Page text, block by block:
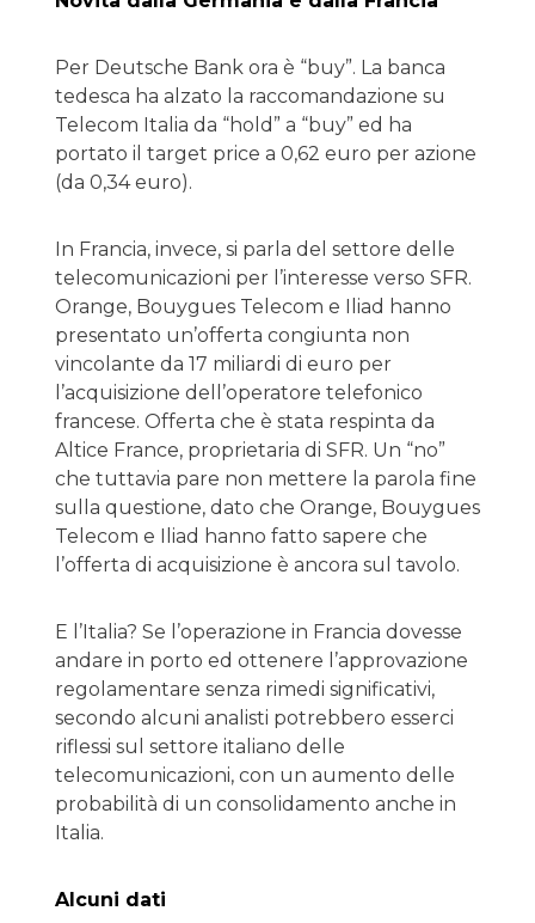
Per Deutsche Bank ora è “buy”. La banca
tedesca ha alzato la raccomandazione su
Telecom Italia da “hold” a “buy” ed ha
portato il target price a 0,62 euro per azione
(da 0,34 euro).
In Francia, invece, si parla del settore delle
telecomunicazioni per l’interesse verso SFR.
Orange, Bouygues Telecom e Iliad hanno
presentato un’offerta congiunta non
vincolante da 17 miliardi di euro per
l’acquisizione dell’operatore telefonico
francese. Offerta che è stata respinta da
Altice France, proprietaria di SFR. Un “no”
che tuttavia pare non mettere la parola fine
sulla questione, dato che Orange, Bouygues
Telecom e Iliad hanno fatto sapere che
l’offerta di acquisizione è ancora sul tavolo.
E l’Italia? Se l’operazione in Francia dovesse
andare in porto ed ottenere l’approvazione
regolamentare senza rimedi significativi,
secondo alcuni analisti potrebbero esserci
riflessi sul settore italiano delle
telecomunicazioni, con un aumento delle
probabilità di un consolidamento anche in
Italia.
Alcuni dati